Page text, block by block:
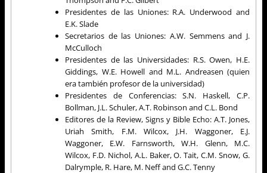
Presidentes de las Uniones: R.A. Underwood and
E.K. Slade
Secretarios de las Uniones: A.W. Semmens and J.
McCulloch
Presidentes de las Universidades: R.S. Owen, H.E.
Giddings, W.E. Howell and M.L. Andreasen (quien
era también profesor de la universidad)
Presidentes de Conferencias: S.N. Haskell, C.P.
Bollman, J.L. Schuler, A.T. Robinson and C.L. Bond
Editores de la Review, Signs y Bible Echo: A.T. Jones,
Uriah Smith, F.M. Wilcox, J.H. Waggoner, E.J.
Waggoner, E.W. Farnsworth, W.H. Glenn, M.C.
Wilcox, F.D. Nichol, A.L. Baker, O. Tait, C.M. Snow, G.
Dalrymple, R. Hare, M. Neff and G.C. Tenny